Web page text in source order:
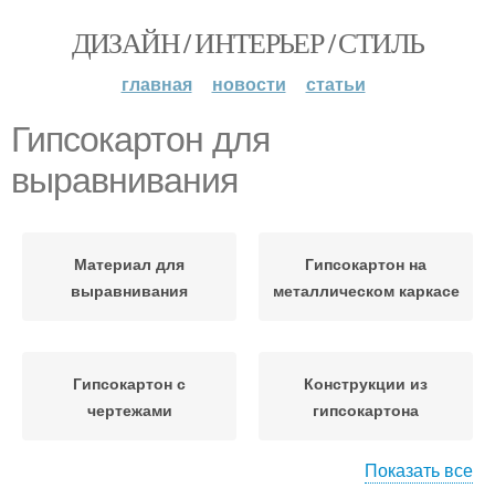
ДИЗАЙН / ИНТЕРЬЕР / СТИЛЬ
главная новости статьи
Гипсокартон для
выравнивания
Материал для
выравнивания
Гипсокартон на
металлическом каркасе
Гипсокартон с
чертежами
Конструкции из
гипсокартона
Показать все